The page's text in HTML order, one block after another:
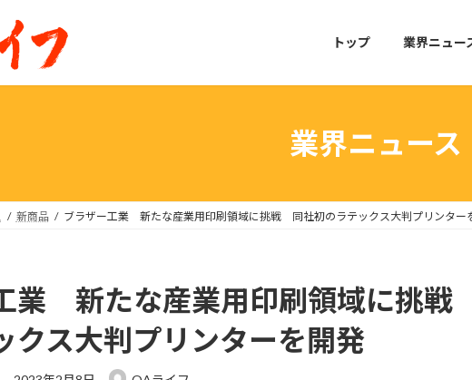
トップ 業界ニュー
業界ニュース
新商品 ブラザー工業 新たな産業用印刷領域に挑戦 同社初のラテックス大判プリンター
業 新たな産業用印刷領域に挑
クス大判プリンターを開発
最